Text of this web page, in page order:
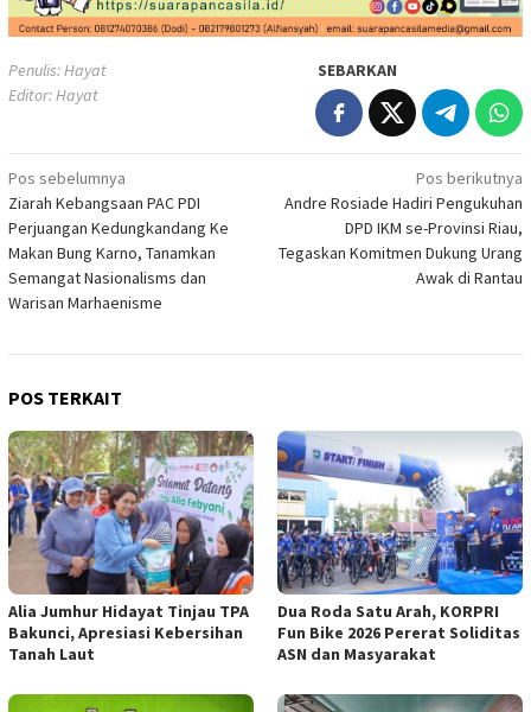
Penulis: Hayat
Editor: Hayat
SEBARKAN
Navigasi
pos
Pos sebelumnya
Ziarah Kebangsaan PAC PDI
Perjuangan Kedungkandang Ke
Makan Bung Karno, Tanamkan
Semangat Nasionalisms dan
Warisan Marhaenisme
Pos berikutnya
Andre Rosiade Hadiri Pengukuhan
DPD IKM se-Provinsi Riau,
Tegaskan Komitmen Dukung Urang
Awak di Rantau
POS TERKAIT
Alia Jumhur Hidayat Tinjau TPA
Bakunci, Apresiasi Kebersihan
Tanah Laut
Dua Roda Satu Arah, KORPRI
Fun Bike 2026 Pererat Soliditas
ASN dan Masyarakat